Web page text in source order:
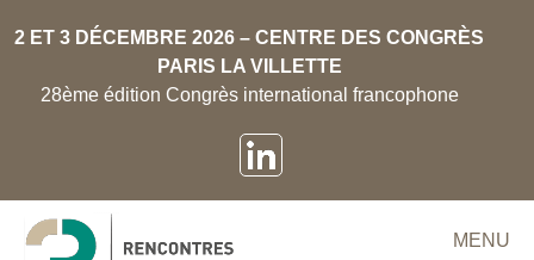
2 ET 3 DÉCEMBRE 2026 – CENTRE DES CONGRÈS
PARIS LA VILLETTE
28ème édition Congrès international francophone
MENU